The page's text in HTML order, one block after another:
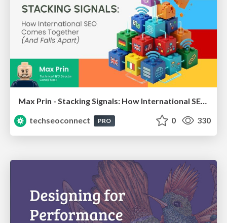
Max Prin - Stacking Signals: How International SEO Comes Together (And Falls Apart)
techseoconnect
PRO 0 330